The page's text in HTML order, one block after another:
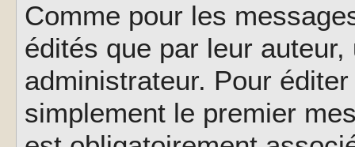
Comme pour les
édités que par leur
administrateur. Pour
simplement le premier